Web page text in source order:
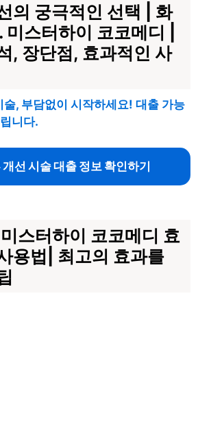
의 궁극적인 선택 | 화
스터하이 코코메디 |
, 장단점, 효과적인 사
술, 부담없이 시작하세요! 대출 가능
니다.
개선 시술 대출 정보 확인하기
스터하이 코코메디 효
용법| 최고의 효과를